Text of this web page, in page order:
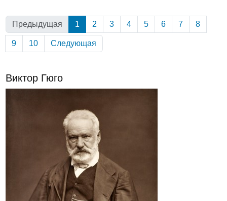
Предыдущая 1 (Текущая)
2 3 4 5 6 7 8
9 10 Следующая
Виктор Гюго